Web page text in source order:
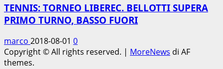
TENNIS: TORNEO LIBEREC. BELLOTTI SUPERA
PRIMO TURNO, BASSO FUORI
marco 2018-08-01 0
Copyright © All rights reserved. | MoreNews di AF
themes.